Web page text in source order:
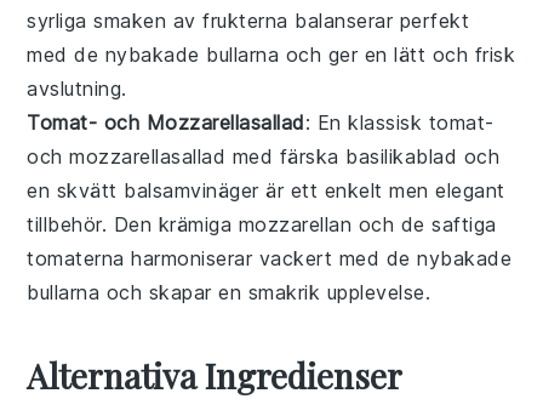
syrliga smaken avfrukterna balanserar perfekt
med de nybakade bullarna och ger en lätt och frisk
avslutning.
Tomat- och Mozzarellasallad: En klassisk tomat-
och mozzarellasallad med färska basilikablad och
en skvätt balsamvinäger är ett enkelt men elegant
tillbehör. Den krämiga mozzarellan och de saftiga
tomaterna harmoniserar vackert med de nybakade
bullarna och skapar en smakrik upplevelse.
Alternativa Ingredienser